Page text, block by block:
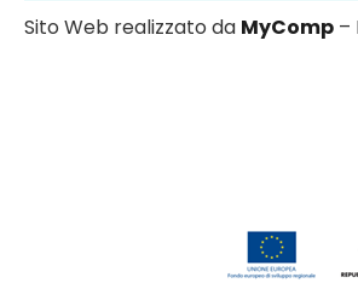
Sito Web realizzato da MyComp –